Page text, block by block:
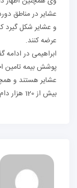
در مناطق دوردست
شکل گیرد که
کنند.
بیمه تامین اجتماعی
هستند و همچنین با